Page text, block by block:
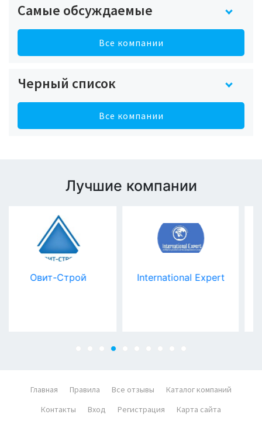
Самые обсуждаемые
Все компании
Черный список
Все компании
Лучшие компании
International Expert
Гостиница
Главная Правила Все отзывы
Каталог компаний
Контакты
Вход Регистрация Карта сайта